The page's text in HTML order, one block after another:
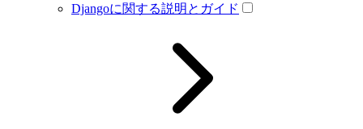
Djangoに関する説明とガイド